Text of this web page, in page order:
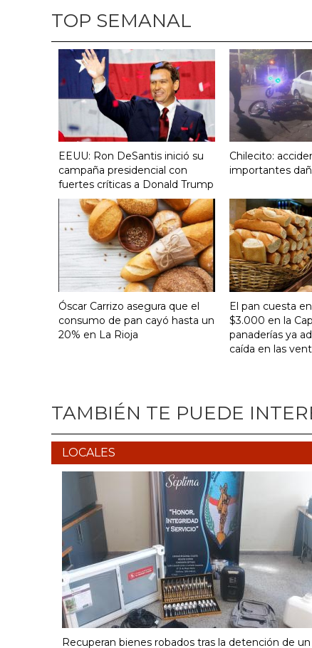
TOP SEMANAL
EEUU: Ron DeSantis inició su
campaña presidencial con
fuertes críticas a Donald Trump
Chilecito:
importantes
Óscar Carrizo asegura que el
consumo de pan cayó hasta un
20% en La Rioja
El pan cuesta
$3.000 en la
panaderías ya
caída en las
TAMBIÉN TE PUEDE
LOCALES
Recuperan bienes robados tras la detención de un